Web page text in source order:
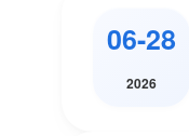
06-28
2026